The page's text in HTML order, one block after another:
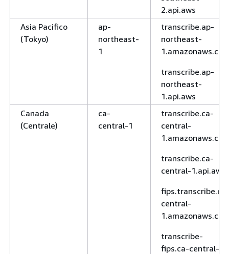
2.api.aws
Asia Pacifico
(Tokyo)
ap-
northeast-
1
transcribe.ap-
northeast-
transcribe.ap-
northeast-
1.api.aws
Canada
(Centrale)
ca-
central-1
transcribe.ca-
central-
transcribe.ca-
central-1.api.aws
fips.transcribe.ca-
central-
transcribe-
fips.ca-central-